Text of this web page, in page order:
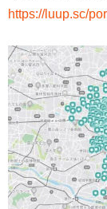
https://luup.sc/